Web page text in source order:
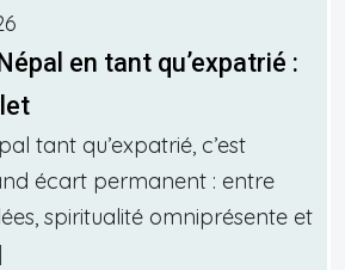
en tant qu’expatrié :
tant qu’expatrié, c’est
écart permanent : entre
spiritualité omniprésente et